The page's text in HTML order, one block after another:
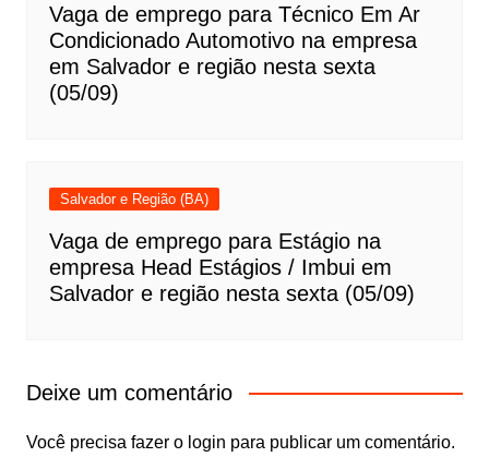
Vaga de emprego para Técnico Em Ar
Condicionado Automotivo na empresa
em Salvador e região nesta sexta
(05/09)
Salvador e Região (BA)
Vaga de emprego para Estágio na
empresa Head Estágios / Imbui em
Salvador e região nesta sexta (05/09)
Deixe um comentário
Você precisa fazer o login para publicar um comentário.